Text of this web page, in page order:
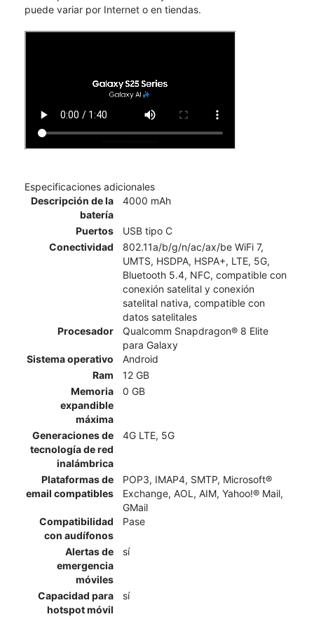
puede variar por Internet o en tiendas.
Especificaciones adicionales
Descripción de la
batería
4000 mAh
Puertos
USB tipo C
Conectividad
802.11a/b/g/n/ac/ax/be WiFi 7,
UMTS, HSDPA, HSPA+, LTE, 5G,
Bluetooth 5.4, NFC, compatible con
conexión satelital y conexión
satelital nativa, compatible con
datos satelitales
Procesador
Qualcomm Snapdragon® 8 Elite
para Galaxy
Sistema operativo
Android
Ram
12 GB
Memoria
expandible
máxima
0 GB
Generaciones de
tecnología de red
inalámbrica
4G LTE, 5G
Plataformas de
email compatibles
POP3, IMAP4, SMTP, Microsoft®
Exchange, AOL, AIM, Yahoo!® Mail,
GMail
Compatibilidad
con audífonos
Pase
Alertas de
emergencia
móviles
sí
Capacidad para
hotspot móvil
sí